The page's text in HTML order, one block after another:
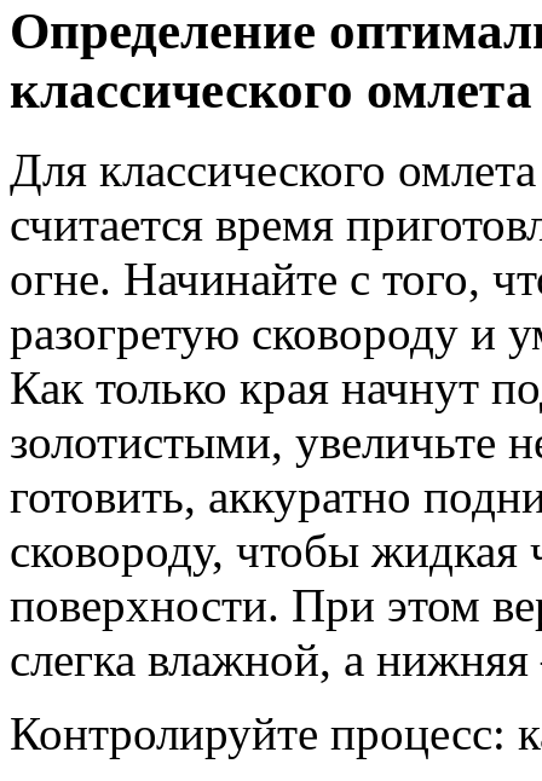
Определение
классического
Для классического
считается время
огне. Начинайте с того,
разогретую сковороду и
Как только края начнут
золотистыми, увеличьте
готовить, аккуратно
сковороду, чтобы жидкая
поверхности. При этом
слегка влажной, а
Контролируйте процесс: